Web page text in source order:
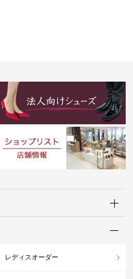
レディスオーダー